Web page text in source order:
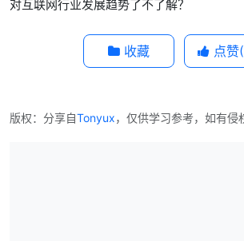
对互联网行业发展趋势了不了解？
收藏 点赞(
版权：分享自Tonyux，仅供学习参考，如有侵